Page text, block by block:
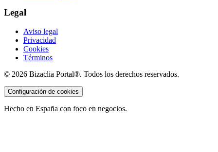
Legal
Aviso legal
Privacidad
Cookies
Términos
© 2026 Bizaclia Portal®. Todos los derechos reservados.
Configuración de cookies
Hecho en España con foco en negocios.